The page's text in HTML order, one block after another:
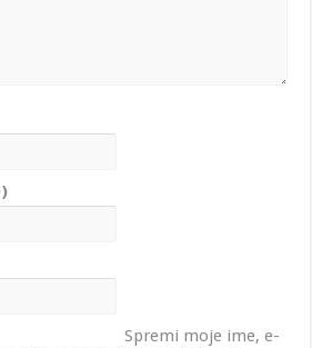
Spremi moje ime, e-